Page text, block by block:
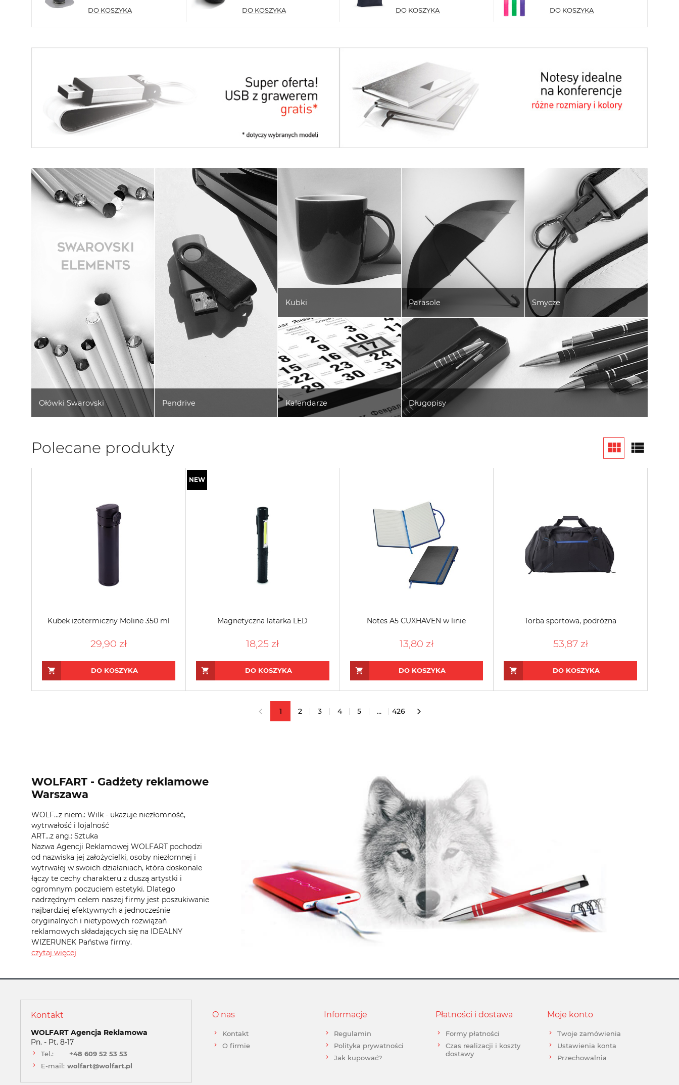
DO KOSZYKA DO KOSZYKA DO KOSZYKA DO KOSZYKA
Polecane produkty
Kubek izotermiczny Moline 350 ml
29,90 zł
DO KOSZYKA
Magnetyczna latarka LED
18,25 zł
DO KOSZYKA
Notes A5 CUXHAVEN w linie
13,80 zł
DO KOSZYKA
Torba sportowa, podróżna
53,87 zł
DO KOSZYKA
1 2 3 4 5 ... 426
WOLFART - Gadżety reklamowe
Warszawa
WOLF…z niem.: Wilk - ukazuje niezłomność,
wytrwałość i lojalność
ART…z ang.: Sztuka
Nazwa Agencji Reklamowej WOLFART pochodzi
od nazwiska jej założycielki, osoby niezłomnej i
wytrwałej w swoich działaniach, która doskonale
łączy te cechy charakteru z duszą artystki i
ogromnym poczuciem estetyki. Dlatego
nadrzędnym celem naszej firmy jest poszukiwanie
najbardziej efektywnych a jednocześnie
oryginalnych i nietypowych rozwiązań
reklamowych składających się na IDEALNY
WIZERUNEK Państwa firmy.
czytaj więcej
O nas
Kontakt
O firmie
Informacje
Regulamin
Polityka prywatności
Jak kupować?
Płatności i dostawa
Formy płatności
Czas realizacji i koszty
dostawy
Moje konto
Twoje zamówienia
Ustawienia konta
Przechowalnia
Kontakt
WOLFART Agencja Reklamowa
Pn. - Pt. 8-17
Tel.:
+48 609 52 53 53
E-mail: wolfart@wolfart.pl